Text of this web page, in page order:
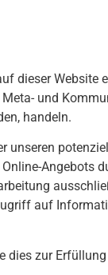
dieser
und
handeln.
Angebots
auf
dies zur